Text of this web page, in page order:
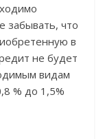
забывать, что
в
не будет
видам
% до 1,5%